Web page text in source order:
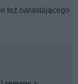
też narastającego